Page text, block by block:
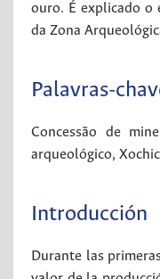
ouro. É explicado o
da Zona
Palavras-
Concessão de
arqueológico,
Introducción
Durante las